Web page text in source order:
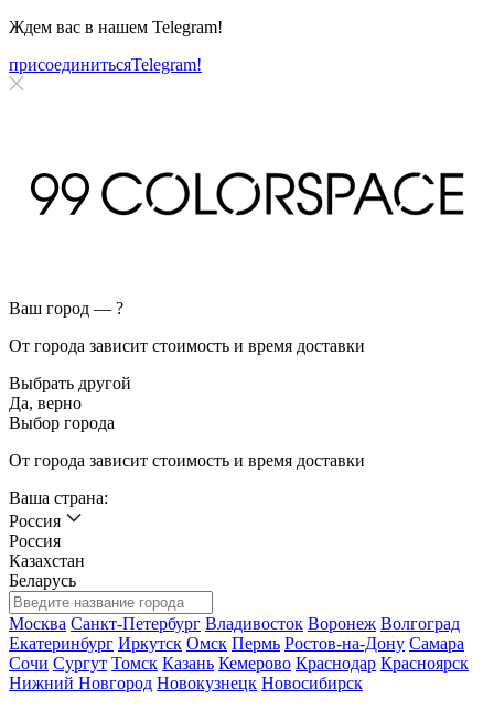
Ждем вас в нашем Telegram!
присоединитьсяTelegram!
Ваш город — ?
От города зависит стоимость и время доставки
Выбрать другой
Да, верно
Выбор города
От города зависит стоимость и время доставки
Ваша страна:
Россия
Россия
Казахстан
Беларусь
Москва Санкт-Петербург Владивосток Воронеж Волгоград
Екатеринбург Иркутск Омск Пермь Ростов-на-Дону Самара
Сочи Сургут Томск Казань Кемерово Краснодар Красноярск
Нижний Новгород Новокузнецк Новосибирск